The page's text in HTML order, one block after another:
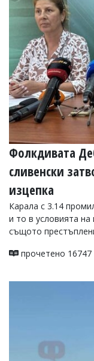
Фолкдивата
сливенски
изцепка
Карала с 3.14
и то в условията
същото
прочетено